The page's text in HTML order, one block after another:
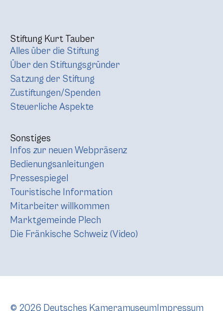
Stiftung Kurt Tauber
Alles über die Stiftung
Über den Stiftungsgründer
Satzung der Stiftung
Zustiftungen/Spenden
Steuerliche Aspekte
Sonstiges
Infos zur neuen Webpräsenz
Bedienungsanleitungen
Pressespiegel
Touristische Information
Mitarbeiter willkommen
Marktgemeinde Plech
Die Fränkische Schweiz (Video)
© 2026 Deutsches Kameramuseum Impressum